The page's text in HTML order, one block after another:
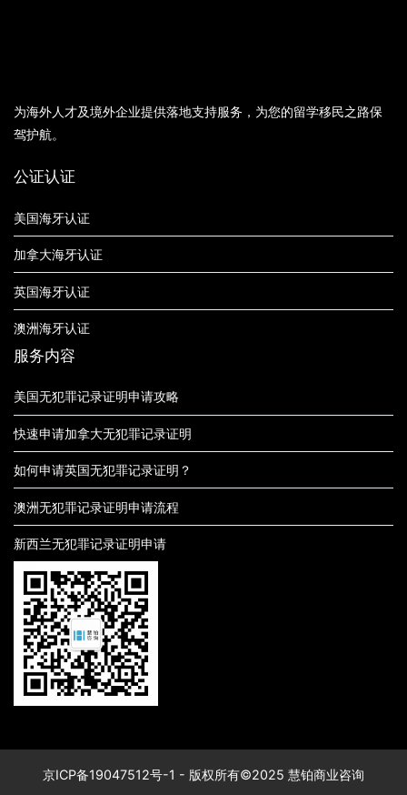
为海外人才及境外企业提供落地支持服务，为您的留学移民之路保
驾护航。
公证认证
美国海牙认证
加拿大海牙认证
英国海牙认证
澳洲海牙认证
服务内容
美国无犯罪记录证明申请攻略
快速申请加拿大无犯罪记录证明
如何申请英国无犯罪记录证明？
澳洲无犯罪记录证明申请流程
新西兰无犯罪记录证明申请
京ICP备19047512号-1 - 版权所有©2025 慧铂商业咨询